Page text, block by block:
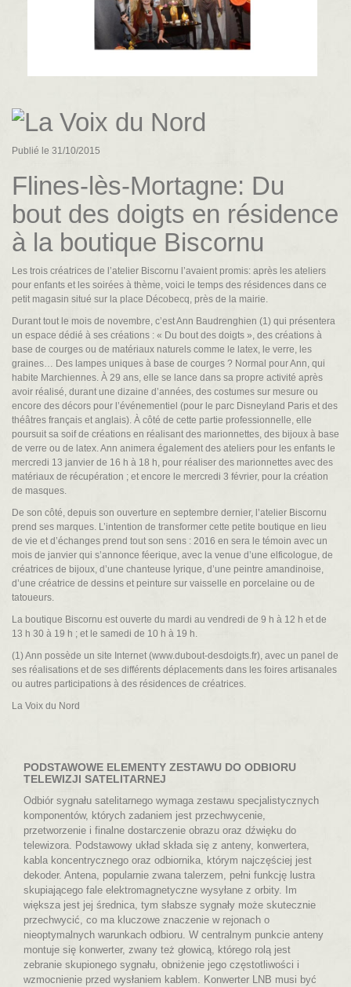
Publié le 31/10/2015
Flines-lès-Mortagne: Du
bout des doigts en résidence
à la boutique Biscornu
Les trois créatrices de l’atelier Biscornu l’avaient promis: après les ateliers
pour enfants et les soirées à thème, voici le temps des résidences dans ce
petit magasin situé sur la place Décobecq, près de la mairie.
Durant tout le mois de novembre, c’est Ann Baudrenghien (1) qui présentera
un espace dédié à ses créations : « Du bout des doigts », des créations à
base de courges ou de matériaux naturels comme le latex, le verre, les
graines… Des lampes uniques à base de courges ? Normal pour Ann, qui
habite Marchiennes. À 29 ans, elle se lance dans sa propre activité après
avoir réalisé, durant une dizaine d’années, des costumes sur mesure ou
encore des décors pour l’événementiel (pour le parc Disneyland Paris et des
théâtres français et anglais). À côté de cette partie professionnelle, elle
poursuit sa soif de créations en réalisant des marionnettes, des bijoux à base
de verre ou de latex. Ann animera également des ateliers pour les enfants le
mercredi 13 janvier de 16 h à 18 h, pour réaliser des marionnettes avec des
matériaux de récupération ; et encore le mercredi 3 février, pour la création
de masques.
De son côté, depuis son ouverture en septembre dernier, l’atelier Biscornu
prend ses marques. L’intention de transformer cette petite boutique en lieu
de vie et d’échanges prend tout son sens : 2016 en sera le témoin avec un
mois de janvier qui s’annonce féerique, avec la venue d’une elficologue, de
créatrices de bijoux, d’une chanteuse lyrique, d’une peintre amandinoise,
d’une créatrice de dessins et peinture sur vaisselle en porcelaine ou de
tatoueurs.
La boutique Biscornu est ouverte du mardi au vendredi de 9 h à 12 h et de
13 h 30 à 19 h ; et le samedi de 10 h à 19 h.
(1) Ann possède un site Internet (www.dubout-desdoigts.fr), avec un panel de
ses réalisations et de ses différents déplacements dans les foires artisanales
ou autres participations à des résidences de créatrices.
La Voix du Nord
PODSTAWOWE ELEMENTY ZESTAWU DO ODBIORU
TELEWIZJI SATELITARNEJ
Odbiór sygnału satelitarnego wymaga zestawu specjalistycznych
komponentów, których zadaniem jest przechwycenie,
przetworzenie i finalne dostarczenie obrazu oraz dźwięku do
telewizora. Podstawowy układ składa się z anteny, konwertera,
kabla koncentrycznego oraz odbiornika, którym najczęściej jest
dekoder. Antena, popularnie zwana talerzem, pełni funkcję lustra
skupiającego fale elektromagnetyczne wysyłane z orbity. Im
większa jest jej średnica, tym słabsze sygnały może skutecznie
przechwycić, co ma kluczowe znaczenie w rejonach o
nieoptymalnych warunkach odbioru. W centralnym punkcie anteny
montuje się konwerter, zwany też głowicą, którego rolą jest
zebranie skupionego sygnału, obniżenie jego częstotliwości i
wzmocnienie przed wysłaniem kablem. Konwerter LNB musi być